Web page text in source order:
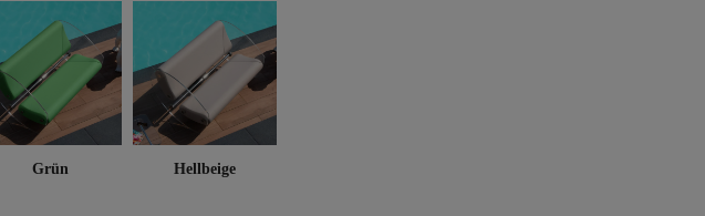
Grün Hellbeige